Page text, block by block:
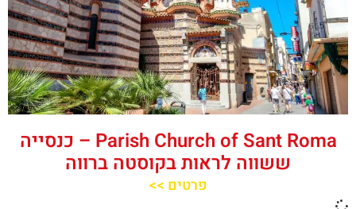
‪‪Parish Church of Sant Roma‬‬ – כנסייה
ששווה לראות בקוסטה ברווה
פרטים >>